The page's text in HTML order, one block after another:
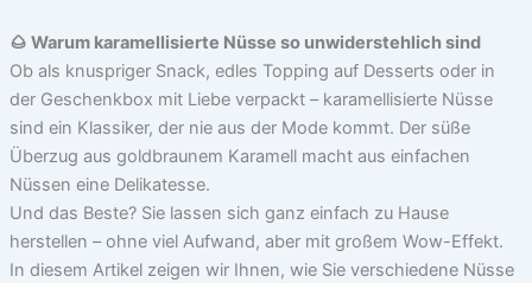
🌰 Warum karamellisierte Nüsse so unwiderstehlich sind
Ob als knuspriger Snack, edles Topping auf Desserts oder in
der Geschenkbox mit Liebe verpackt – karamellisierte Nüsse
sind ein Klassiker, der nie aus der Mode kommt. Der süße
Überzug aus goldbraunem Karamell macht aus einfachen
Nüssen eine Delikatesse.
Und das Beste? Sie lassen sich ganz einfach zu Hause
herstellen – ohne viel Aufwand, aber mit großem Wow-Effekt.
In diesem Artikel zeigen wir Ihnen, wie Sie verschiedene Nüsse